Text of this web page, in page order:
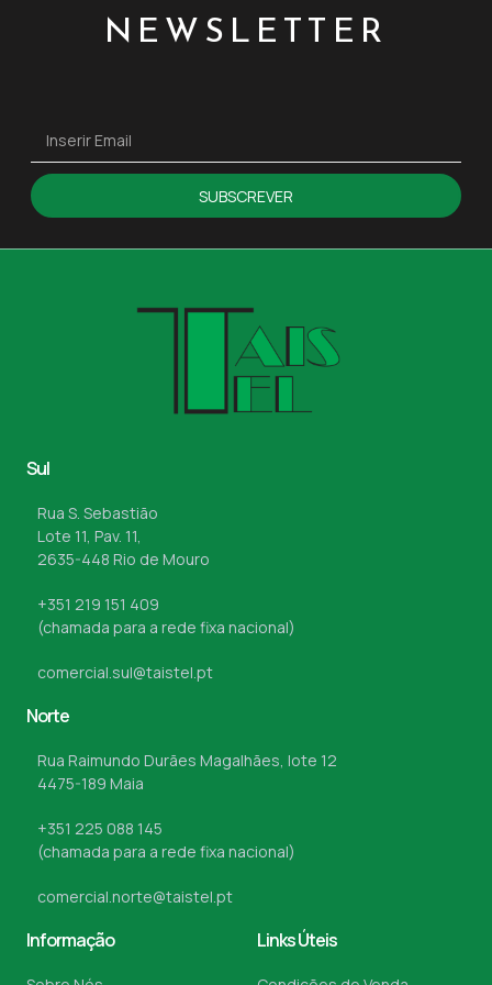
NEWSLETTER
SUBSCREVER
Sul
Rua S. Sebastião
Lote 11, Pav. 11,
2635-448 Rio de Mouro
+351 219 151 409
(chamada para a rede fixa nacional)
comercial.sul@taistel.pt
Norte
Rua Raimundo Durães Magalhães, lote 12
4475-189 Maia
+351 225 088 145
(chamada para a rede fixa nacional)
comercial.norte@taistel.pt
Informação Links Úteis